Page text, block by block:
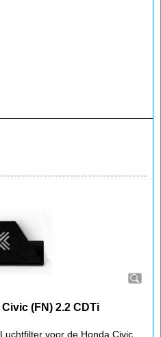
(FN) 2.2 CDTi
voor de Honda Civic